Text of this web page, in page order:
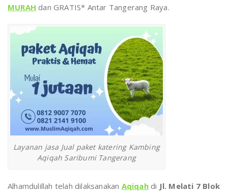
MURAH dan GRATIS* Antar Tangerang Raya.
Layanan jasa Jual paket katering Kambing
Aqiqah Saribumi Tangerang
Alhamdulillah telah dilaksanakan Aqiqahdi Jl. Melati 7 Blok